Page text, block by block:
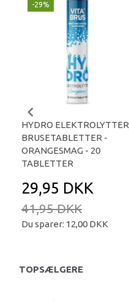
-29%
HYDRO ELEKTROLYTTER
BRUSETABLETTER -
ORANGESMAG - 20
TABLETTER
29,95 DKK
41,95 DKK
Du sparer: 12,00 DKK
TOPSÆLGERE